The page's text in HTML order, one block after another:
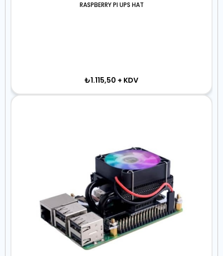
RASPBERRY PI UPS HAT
₺1.115,50 + KDV